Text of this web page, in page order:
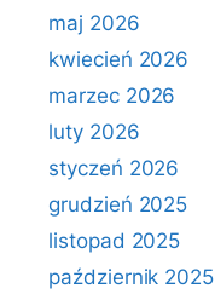
maj 2026
kwiecień 2026
marzec 2026
luty 2026
styczeń 2026
grudzień 2025
listopad 2025
październik 2025